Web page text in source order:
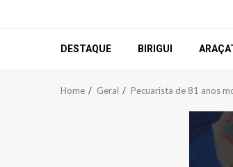
DESTAQUE BIRIGUI
Home Geral Pecuarista de 81 anos